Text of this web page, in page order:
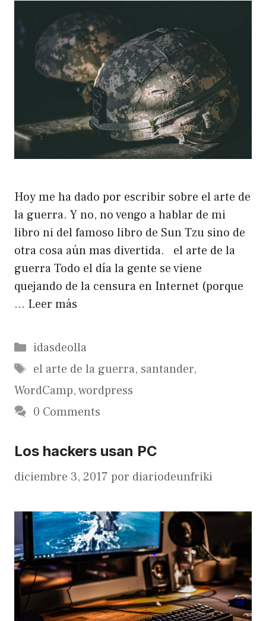
Hoy me ha dado por escribir sobre el arte de
la guerra. Y no, no vengo a hablar de mi
libro ni del famoso libro de Sun Tzu sino de
otra cosa aún mas divertida. el arte de la
guerra Todo el día la gente se viene
quejando de la censura en Internet (porque
… Leer más
Categorías
idasdeolla
Etiquetas
el arte de la guerra, santander,
WordCamp,wordpress
0 Comments
Los hackers usan PC
diciembre 3, 2017 por diariodeunfriki